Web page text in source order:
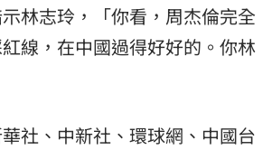
林志玲，「你看，周杰倫完全
線，在中國過得好好的。你林
社、中新社、環球網、中國台